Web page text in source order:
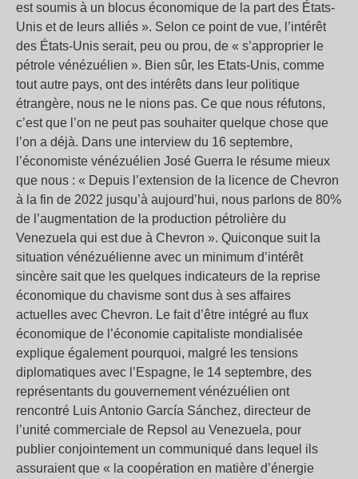
est soumis à un blocus économique de la part des États-
Unis et de leurs alliés ». Selon ce point de vue, l’intérêt
des États-Unis serait, peu ou prou, de « s’approprier le
pétrole vénézuélien ». Bien sûr, les Etats-Unis, comme
tout autre pays, ont des intérêts dans leur politique
étrangère, nous ne le nions pas. Ce que nous réfutons,
c’est que l’on ne peut pas souhaiter quelque chose que
l’on a déjà. Dans une interview du 16 septembre,
l’économiste vénézuélien José Guerra le résume mieux
que nous : « Depuis l’extension de la licence de Chevron
à la fin de 2022 jusqu’à aujourd’hui, nous parlons de 80%
de l’augmentation de la production pétrolière du
Venezuela qui est due à Chevron ». Quiconque suit la
situation vénézuélienne avec un minimum d’intérêt
sincère sait que les quelques indicateurs de la reprise
économique du chavisme sont dus à ses affaires
actuelles avec Chevron. Le fait d’être intégré au flux
économique de l’économie capitaliste mondialisée
explique également pourquoi, malgré les tensions
diplomatiques avec l’Espagne, le 14 septembre, des
représentants du gouvernement vénézuélien ont
rencontré Luis Antonio García Sánchez, directeur de
l’unité commerciale de Repsol au Venezuela, pour
publier conjointement un communiqué dans lequel ils
assuraient que « la coopération en matière d’énergie